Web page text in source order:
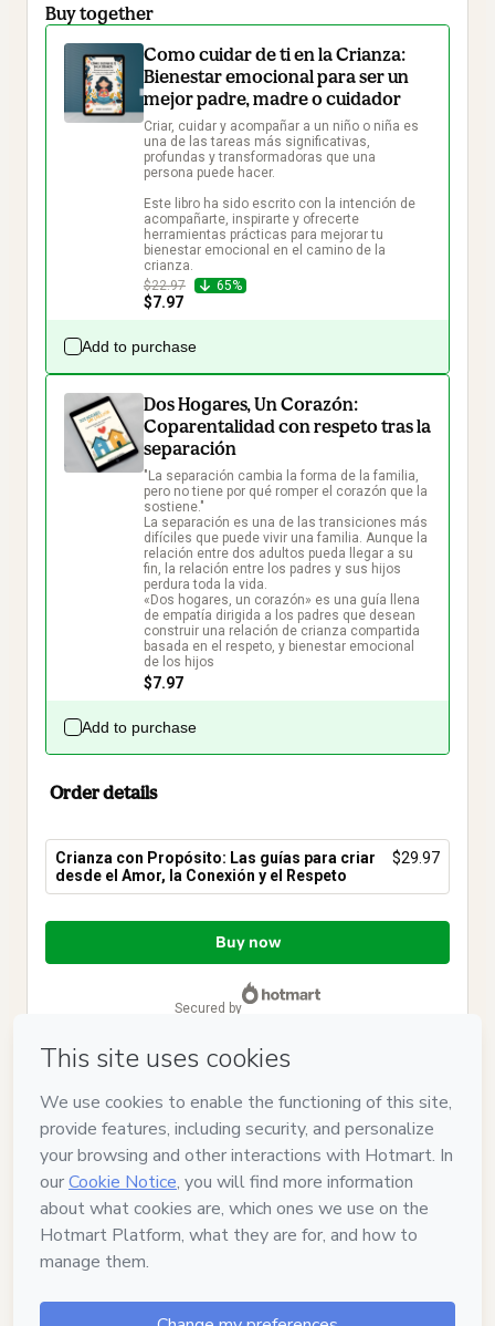
Buy together
Como cuidar de ti en la Crianza:
Bienestar emocional para ser un
mejor padre, madre o cuidador
Criar, cuidar y acompañar a un niño o niña es
una de las tareas más significativas,
profundas y transformadoras que una
persona puede hacer.
Este libro ha sido escrito con la intención de
acompañarte, inspirarte y ofrecerte
herramientas prácticas para mejorar tu
bienestar emocional en el camino de la
crianza.
$22.97
65%
$7.97
Add to purchase
Dos Hogares, Un Corazón:
Coparentalidad con respeto tras la
separación
"La separación cambia la forma de la familia,
pero no tiene por qué romper el corazón que la
sostiene."
La separación es una de las transiciones más
difíciles que puede vivir una familia. Aunque la
relación entre dos adultos pueda llegar a su
fin, la relación entre los padres y sus hijos
perdura toda la vida.
«Dos hogares, un corazón» es una guía llena
de empatía dirigida a los padres que desean
construir una relación de crianza compartida
basada en el respeto, y bienestar emocional
de los hijos
$7.97
Add to purchase
Order details
Crianza con Propósito: Las guías para criar
desde el Amor, la Conexión y el Respeto
$29.97
Total
$29.97
Buy now
secured by
Can't complete this purchase? Please visit our Help Center
If you need to submit a request to our support team, please
provide the code below:
CKTID-W100775715X1-1786057542314-7371
Was your information autofill in?Click here to learn more
By clicking 'Buy Now' I declare that I (i) understand that
Hotmart is processing this order on behalf of
Propósitoand has no responsibility for the content and/or